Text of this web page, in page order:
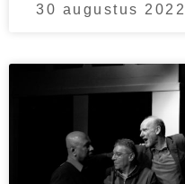
30 augustus 2022